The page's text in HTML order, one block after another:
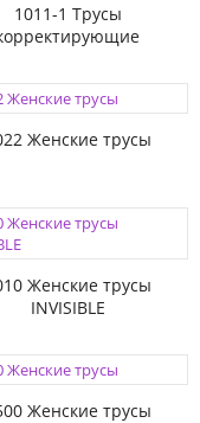
1011-1 Трусы
Женские трусы
Женские трусы
INVISIBLE
Женские трусы